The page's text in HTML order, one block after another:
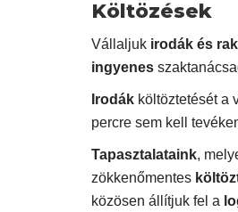
Költözések
Vállaljuk irodák és
ingyenes
Irodák költöztetését a
percre sem kell
Tapasztalataink,
zökkenőmentes
közösen állítjuk fel a